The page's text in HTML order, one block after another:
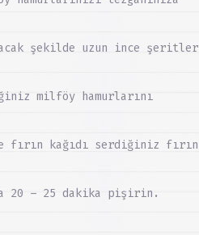
şekilde uzun ince şeritler
milföy hamurlarını
kağıdı serdiğiniz fırın
20 – 25 dakika pişirin.